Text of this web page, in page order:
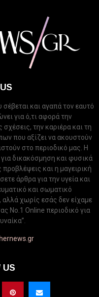
και αγαπά τον εαυτό
για ό,τι αφορά την
σχέσεις, την καριέρα και τη
που αξίζει να ακουστούν
στο περιοδικό μας. Η
δικακόσμηση και φυσικά
και η μαγειρική
άρθρα για την υγεία και
και σωματικό
αλλά χωρίς εσάς δεν είχαμε
Νo.1 Online περιοδικό για
US